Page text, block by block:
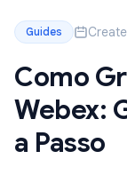
Guides
Como
Webex:
a Passo